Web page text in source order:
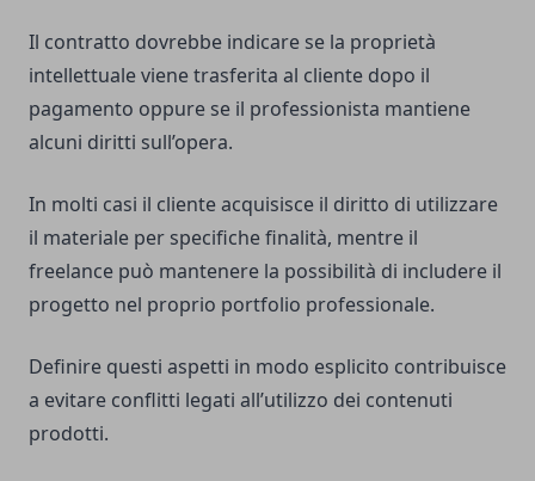
Il contratto dovrebbe indicare se la proprietà
intellettuale viene trasferita al cliente dopo il
pagamento oppure se il professionista mantiene
alcuni diritti sull’opera.
In molti casi il cliente acquisisce il diritto di utilizzare
il materiale per specifiche finalità, mentre il
freelance può mantenere la possibilità di includere il
progetto nel proprio portfolio professionale.
Definire questi aspetti in modo esplicito contribuisce
a evitare conflitti legati all’utilizzo dei contenuti
prodotti.